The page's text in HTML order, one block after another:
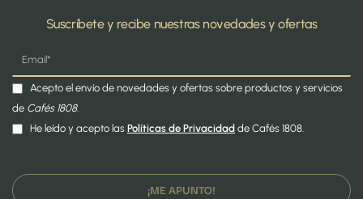
Suscríbete y recibe nuestras novedades y ofertas
Acepto el envío de novedades y ofertas sobre productos y servicios
de Cafés 1808.
He leído y acepto las Políticas de Privacidad de Cafés 1808.
¡ME APUNTO!